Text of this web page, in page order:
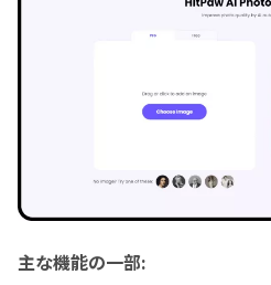
主な機能の一部: